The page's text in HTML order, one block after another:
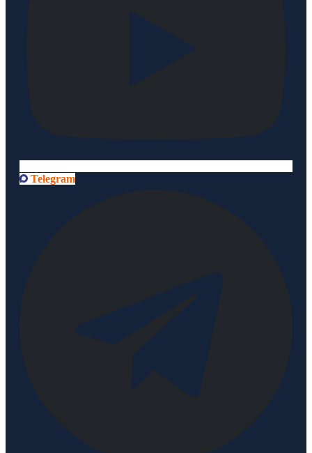
Telegram